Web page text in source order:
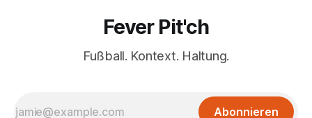
Fever Pit'ch
Fußball. Kontext. Haltung.
Abonnieren